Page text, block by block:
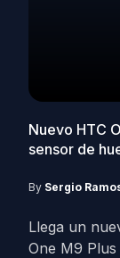
Nuevo HTC
sensor de
By Sergio
Llega un
One M9